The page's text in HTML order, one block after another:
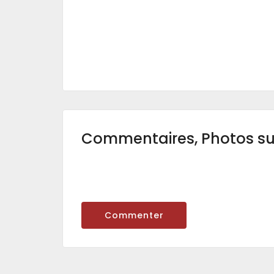
Commentaires, Photos
Commenter